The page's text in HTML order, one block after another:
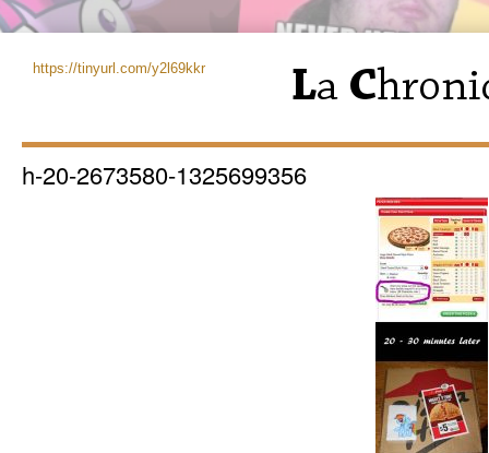
https://tinyurl.com/y2l69kkr
h-20-2673580-1325699356